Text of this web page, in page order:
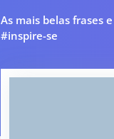
As mais belas frases
#inspire-se